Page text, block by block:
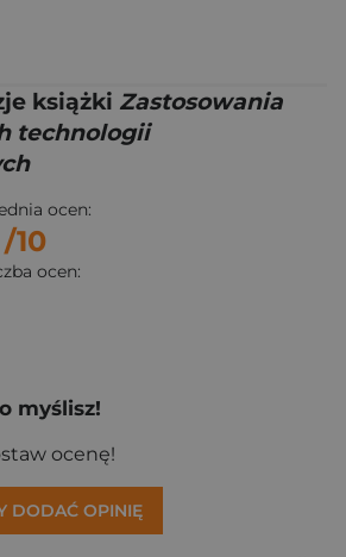
książki Zastosowania
technologii
ocen:
/10
ocen:
myślisz!
ocenę!
DODAĆ OPINIĘ